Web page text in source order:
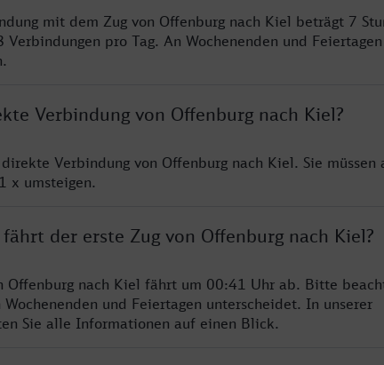
mit dem Zug von Offenburg nach Kiel beträgt 7
pro Tag. An Wochenenden und
Verbindung von Offenburg nach Kiel?
Verbindung von Offenburg nach Kiel. Sie müssen
x umsteigen.
der erste Zug von Offenburg nach Kiel?
Offenburg nach Kiel fährt um 00:41 Uhr ab. Bitte
und Feiertagen unterscheidet. In unserer
Sie alle Informationen auf einen Blick.